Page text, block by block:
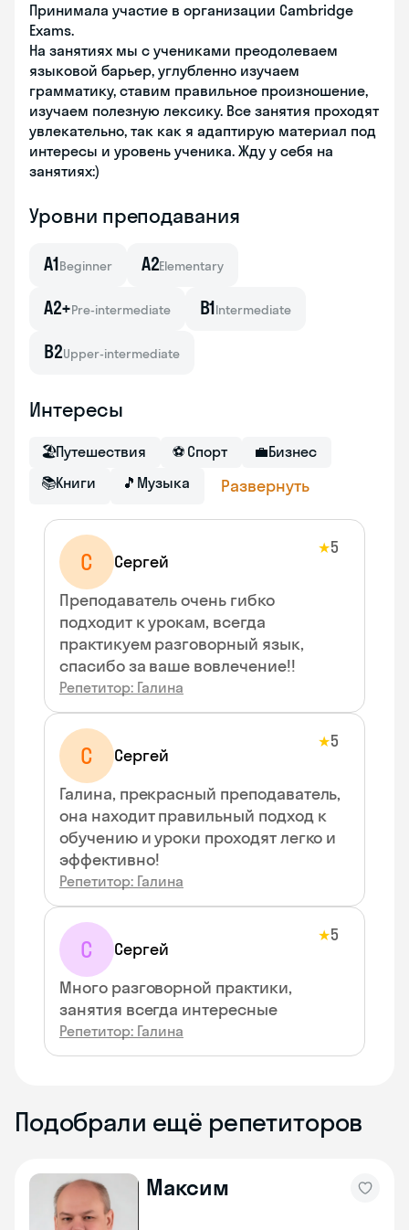
Принимала участие в организации Cambridge
Exams.
На занятиях мы с учениками преодолеваем
языковой барьер, углубленно изучаем
грамматику, ставим правильное произношение,
изучаем полезную лексику. Все занятия проходят
увлекательно, так как я адаптирую материал под
интересы и уровень ученика. Жду у себя на
занятиях:)
Уровни преподавания
A1Beginner A2Elementary
A2+Pre-intermediate B1Intermediate
B2Upper-intermediate
Интересы
🏖Путешествия ⚽ Спорт 💼Бизнес
📚Книги 🎵 Музыка Развернуть
С Сергей
★5
Преподаватель очень гибко
подходит к урокам, всегда
практикуем разговорный язык,
спасибо за ваше вовлечение!!
Репетитор: Галина
С Сергей
★5
Галина, прекрасный преподаватель,
она находит правильный подход к
обучению и уроки проходят легко и
эффективно!
Репетитор: Галина
С Сергей
★5
Много разговорной практики,
занятия всегда интересные
Репетитор: Галина
Подобрали ещё репетиторов
Максим